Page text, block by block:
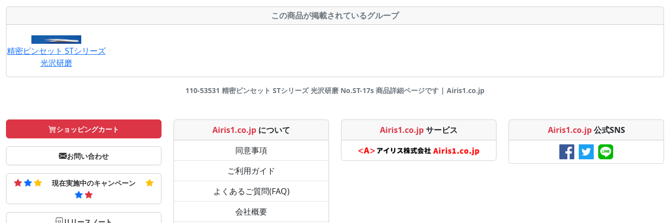
この商品が掲載されているグループ
精密ピンセット STシリーズ
光沢研磨
110-53531 精密ピンセット STシリーズ 光沢研磨 No.ST-17s 商品詳細ページです | Airis1.co.jp
ショッピングカート
お問い合わせ
現在実施中のキャンペーン
Airis1.co.jp について
同意事項
ご利用ガイド
よくあるご質問(FAQ)
会社概要
Airis1.co.jpサービス Airis1.co.jp 公式SNS